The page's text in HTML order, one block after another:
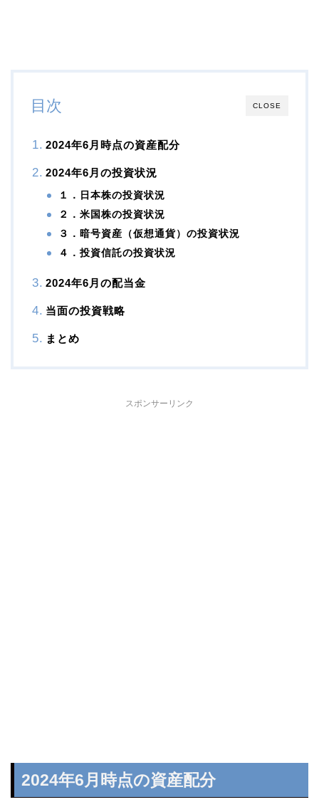
CLOSE
目次
2024年6月時点の資産配分
2024年6月の投資状況
１．日本株の投資状況
２．米国株の投資状況
３．暗号資産（仮想通貨）の投資状況
４．投資信託の投資状況
2024年6月の配当金
当面の投資戦略
まとめ
スポンサーリンク
2024年6月時点の資産配分